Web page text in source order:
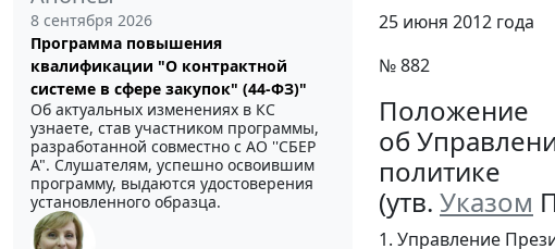
8 сентября 2026
Программа повышения
квалификации "О контрактной
системе в сфере закупок" (44-ФЗ)"
Об актуальных изменениях в КС
узнаете, став участником программы,
разработанной совместно с АО ''СБЕР
А". Слушателям, успешно освоившим
программу, выдаются удостоверения
установленного образца.
25 июня 2012 года
№ 882
Положение
об
политике
(утв. Указом
1. Управление